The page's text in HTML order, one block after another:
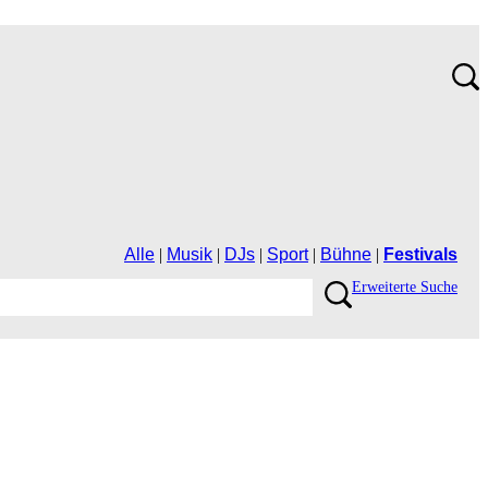
Alle | Musik | DJs | Sport| Bühne | Festivals
ErweiterteSuche